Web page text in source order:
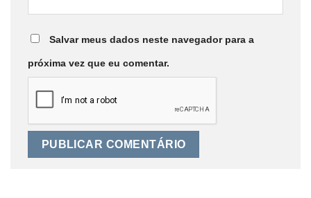
Salvar meus dados neste navegador para a
próxima vez que eu comentar.